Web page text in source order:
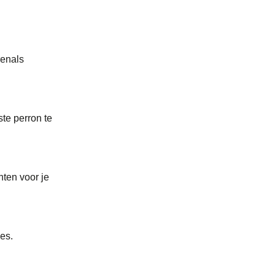
perron te
voor je